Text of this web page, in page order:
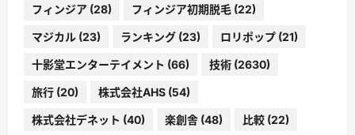
フィンジア (28) フィンジア初期脱毛 (22)
マジカル (23) ランキング (23) ロリポップ (21)
十影堂エンターテイメント (66) 技術 (2630)
旅行 (20) 株式会社AHS (54)
株式会社デネット (40) 楽創舎 (48) 比較 (22)